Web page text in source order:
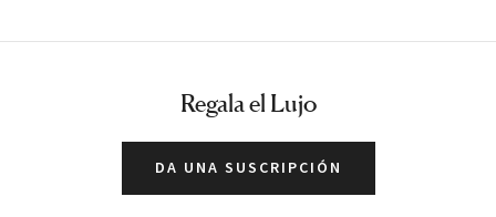
Regala el Lujo
DA UNA SUSCRIPCIÓN